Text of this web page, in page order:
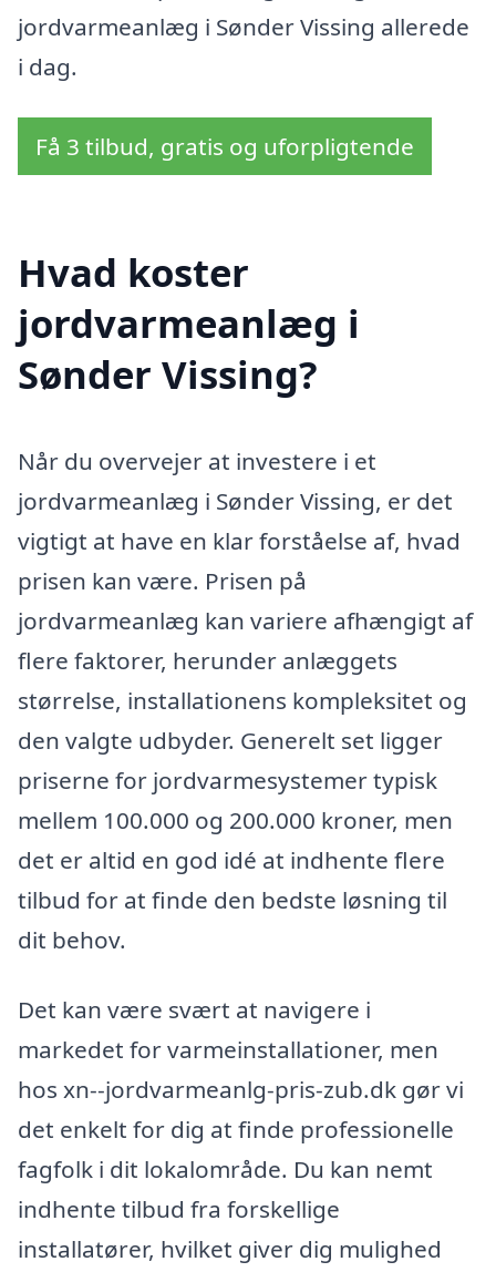
jordvarmeanlæg i Sønder Vissing allerede
i dag.
Få 3 tilbud, gratis og uforpligtende
Hvad koster
jordvarmeanlæg i
Sønder Vissing?
Når du overvejer at investere i et
jordvarmeanlæg i Sønder Vissing, er det
vigtigt at have en klar forståelse af, hvad
prisen kan være. Prisen på
jordvarmeanlæg kan variere afhængigt af
flere faktorer, herunder anlæggets
størrelse, installationens kompleksitet og
den valgte udbyder. Generelt set ligger
priserne for jordvarmesystemer typisk
mellem 100.000 og 200.000 kroner, men
det er altid en god idé at indhente flere
tilbud for at finde den bedste løsning til
dit behov.
Det kan være svært at navigere i
markedet for varmeinstallationer, men
hos xn--jordvarmeanlg-pris-zub.dk gør vi
det enkelt for dig at finde professionelle
fagfolk i dit lokalområde. Du kan nemt
indhente tilbud fra forskellige
installatører, hvilket giver dig mulighed